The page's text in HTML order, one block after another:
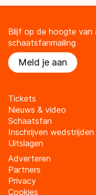
Blijf op de hoogte van
schaatsfanmailing
Meld je aan
Tickets
Nieuws & video
Schaatsfan
Inschrijven wedstrijden
Uitslagen
Adverteren
Partners
Privacy
Cookies